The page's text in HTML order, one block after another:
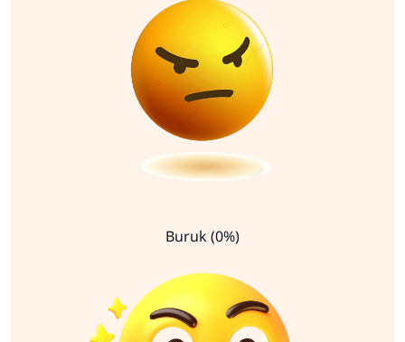
Buruk (0%)